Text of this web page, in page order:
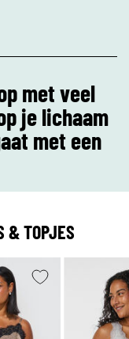
met veel
je lichaam
met een
& TOPJES